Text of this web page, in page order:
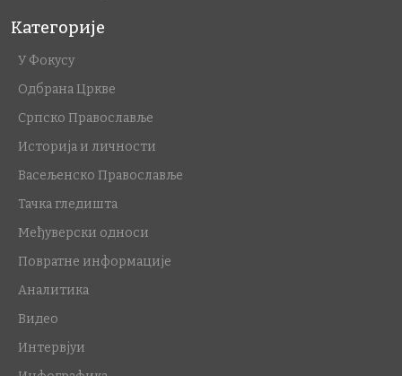
Категорије
У Фокусу
Одбрана Цркве
Српско Православље
Историја и личности
Васељенско Православље
Тачка гледишта
Међуверски односи
Повратне информације
Аналитика
Видео
Интервјуи